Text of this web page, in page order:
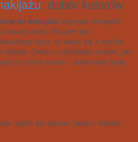
: dobór kolorów
do makijażu odgrywa niezwykle
naszej urody. Kluczem jest
typu, co wiąże się z analizą
Osoby o chłodnych tonach, jak
po zimne barwy – doskonałe będą
takich jak wiosna i jesień, idealne